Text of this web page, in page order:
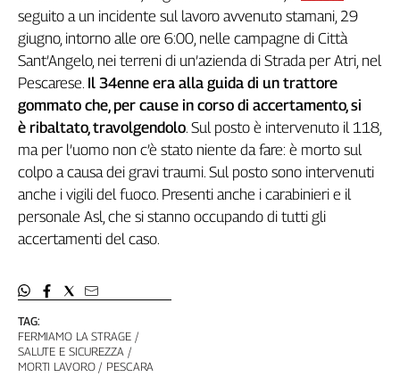
Spi
Inca
Caaf
Speciali
G8
di
Genova,
della
ragione
anni
Cgil
Collettiva
Academy
TAG:
FERMIAMO LA STRAGE
SALUTE E SICUREZZA
MORTI LAVORO
PESCARA
seguito a un incidente sul lavoro avvenuto stamani, 29
giugno, intorno alle ore 6:00, nelle campagne di Città
Sant’Angelo, nei terreni di un’azienda di Strada per Atri, nel
Pescarese. Il 34enne era alla guida di un trattore
gommato che, per cause in corso di accertamento, si
è ribaltato, travolgendolo. Sul posto è intervenuto il 118,
ma per l’uomo non c’è stato niente da fare: è morto sul
colpo a causa dei gravi traumi. Sul posto sono intervenuti
anche i vigili del fuoco. Presenti anche i carabinieri e il
personale Asl, che si stanno occupando di tutti gli
accertamenti del caso.